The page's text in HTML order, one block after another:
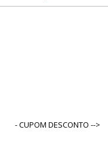
- CUPOM DESCONTO -->